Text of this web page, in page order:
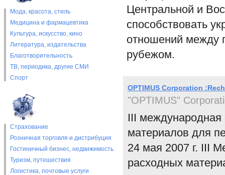
Мода, красота, стиль
Медицина и фармацевтика
Культура, искусство, кино
Литература, издательства
Благотворительность
ТВ, периодика, другие СМИ
Спорт
Страхование
Розничная торговля и дистрибуция
Гостиничный бизнес, недвижимость
Туризм, путешествия
Логистика, почтовые услуги
Центральной и
способствовать
отношений между
рубежом.
OPTIMUS Corporation
"OPTIMUS"
III международная
материалов для
24 мая 2007 г. III
расходных